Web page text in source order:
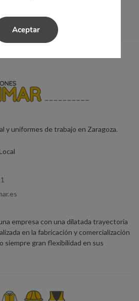
y uniformes de trabajo en Zaragoza.
empresa con una dilatada trayectoria
en la fabricación y comercialización
siempre gran flexibilidad en sus
Aceptar